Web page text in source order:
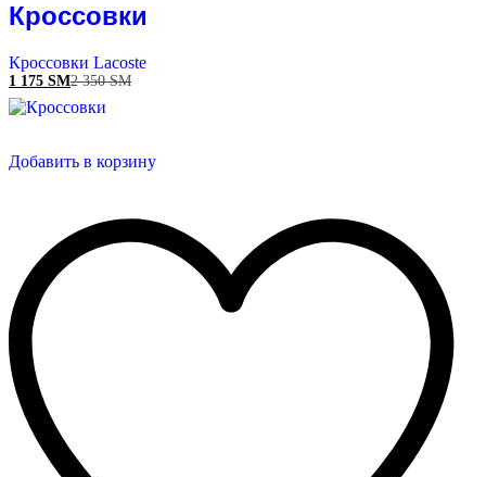
Кроссовки
Кроссовки Lacoste
1 175 ЅМ2 350ЅМ
Добавить в корзину